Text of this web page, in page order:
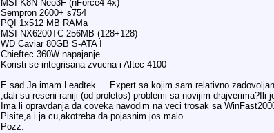
MSI K8N Neo3F (nForce4 4x)
Sempron 2600+ s754
PQI 1x512 MB RAMa
MSI NX6200TC 256MB (128+128)
WD Caviar 80GB S-ATA I
Chieftec 360W napajanje
Koristi se integrisana zvucna i Altec 4100
E sad.Ja imam Leadtek ... Expert sa kojim sam relativno
,dali su reseni raniji (od proletos) problemi sa novijim
Ima li opravdanja da coveka navodim na veci trosak sa
Pisite,a i ja cu,akotreba da pojasnim jos malo.
Pozz.